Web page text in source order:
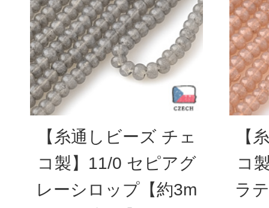
【糸通しビーズ チェ
コ製】11/0 セピアグ
レーシロップ【約3m
【
コ
ラ